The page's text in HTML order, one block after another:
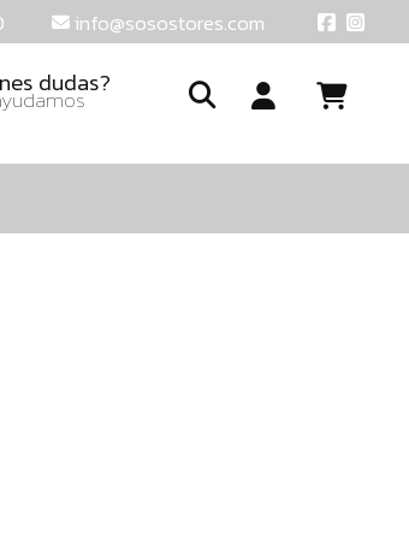
info@sosostores.com
dudas?